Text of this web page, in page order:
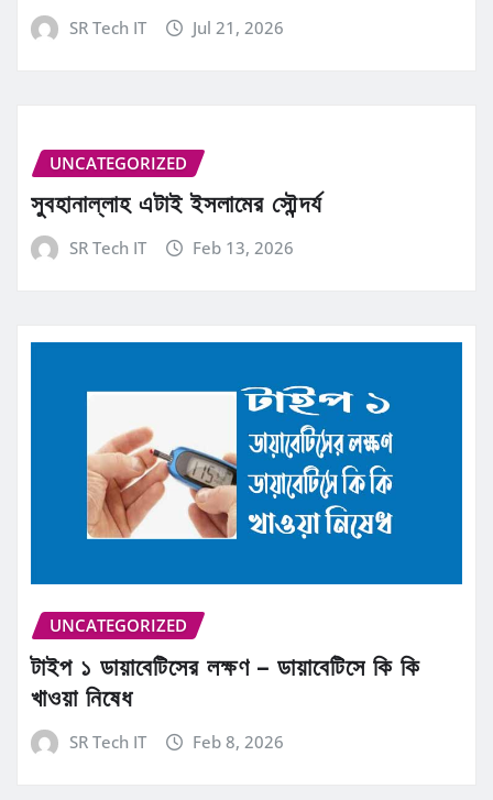
SR Tech IT Jul 21, 2026
UNCATEGORIZED
সুবহানাল্লাহ এটাই ইসলামের সৌন্দর্য
SR Tech IT Feb 13, 2026
UNCATEGORIZED
টাইপ ১ ডায়াবেটিসের লক্ষণ – ডায়াবেটিসে কি কি
খাওয়া নিষেধ
SR Tech IT Feb 8, 2026